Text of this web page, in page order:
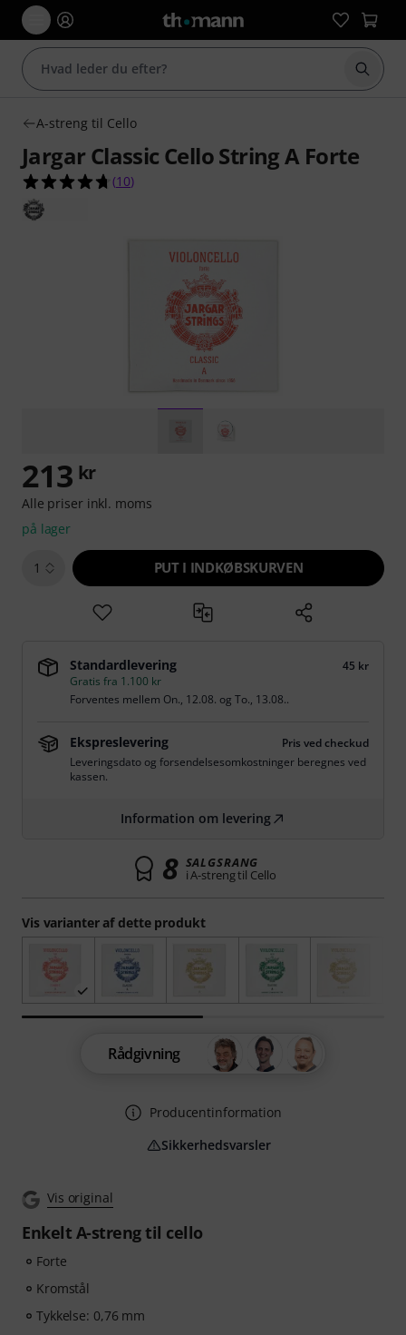
Start
A-streng til Cello
Jargar Classic Cello String A Forte
4.7 ud af 5 stjerner fra 10 kundebedømmelser
(10)
Vis original
Enkelt A-streng til cello
Forte
Kromstål
Tykkelse: 0,76 mm
Vis varianter af dette produkt
213 kr
Alle priser inkl. moms
på lager
1 PUT I INDKØBSKURVEN
Standardlevering
45 kr
Gratis fra 1.100 kr
Forventes mellem On., 12.08. og To., 13.08..
Ekspreslevering
Pris ved checkud
Leveringsdato og forsendelsesomkostninger beregnes ved
kassen.
Information om levering
8 SALGSRANG
i A-streng til Cello
Rådgivning
Producentinformation
Sikkerhedsvarsler